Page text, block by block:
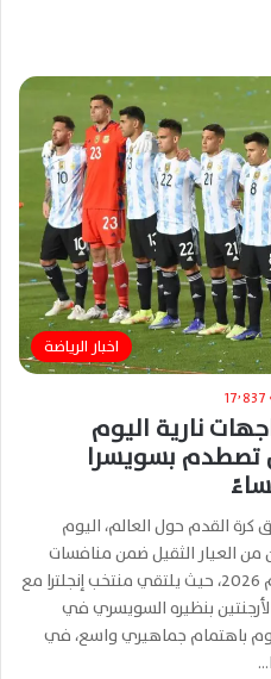
اخبار الرياضة
17٬837
نارية اليوم
الأرجنتين تصطدم بسويسرا
القدم حول العالم، اليوم
إلى مواجهتين من العيار الثقيل ضمن منافسات
الدور ربع النهائي لبطولة كأس العالم 2026، حيث يلتقي منتخب إنجلترا مع
بنظيره السويسري في
باهتمام جماهيري واسع، في